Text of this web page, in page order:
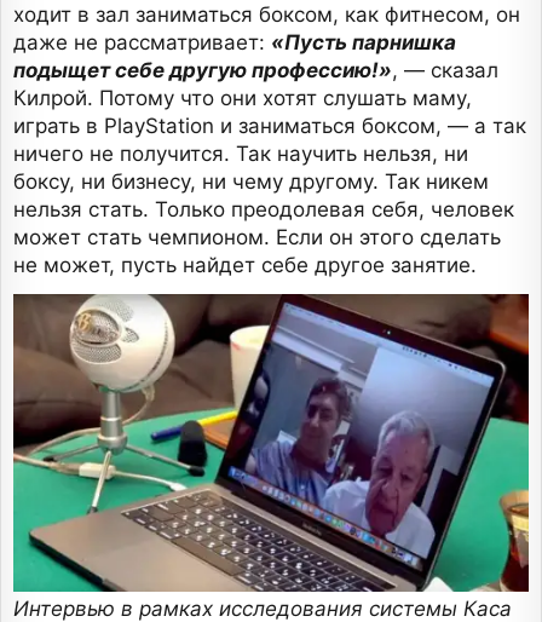
ходит в зал заниматься боксом, как фитнесом, он
даже не рассматривает: «Пусть парнишка
подыщет себе другую профессию!», — сказал
Килрой. Потому что они хотят слушать маму,
играть в PlayStation и заниматься боксом, — а так
ничего не получится. Так научить нельзя, ни
боксу, ни бизнесу, ни чему другому. Так никем
нельзя стать. Только преодолевая себя, человек
может стать чемпионом. Если он этого сделать
не может, пусть найдет себе другое занятие.
Интервью в рамках исследования системы Каса